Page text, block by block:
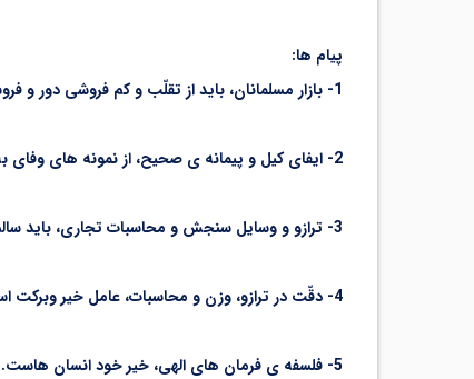
پیام ها:
1- بازار مسلمانان، باید از تقلّب و کم فروشی دور و فروشنده باید امین، دقیق، درستکار و با حساب و کتاب باشد. «اوفوا الکیل»
2- ایفای کیل و پیمانه ی صحیح، از نمونه های وفای به پیمان است (که در آیه ی قبل گذشت) ، زیرا معامله، نوعی تعهّد است. «اوفوا بالعهد. . . اوفوا الکیل»
3- ترازو و وسایل سنجش و محاسبات تجاری، باید سالم و دقیق باشد. «وزنوا بالقسطاس المستقیم»
4- دقّت در ترازو، وزن و محاسبات، عامل خیر وبرکت است و کم فروشی، خیر و برکت را می برد. «ذلک خیرٌ»
5- فلسفه ی فرمان های الهی، خیر خود انسان هاست. «اوفوا، زنوا. . . ذلک خیر»